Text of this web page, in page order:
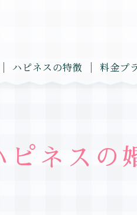
ハピネスの特徴 料金プ
ピネスの